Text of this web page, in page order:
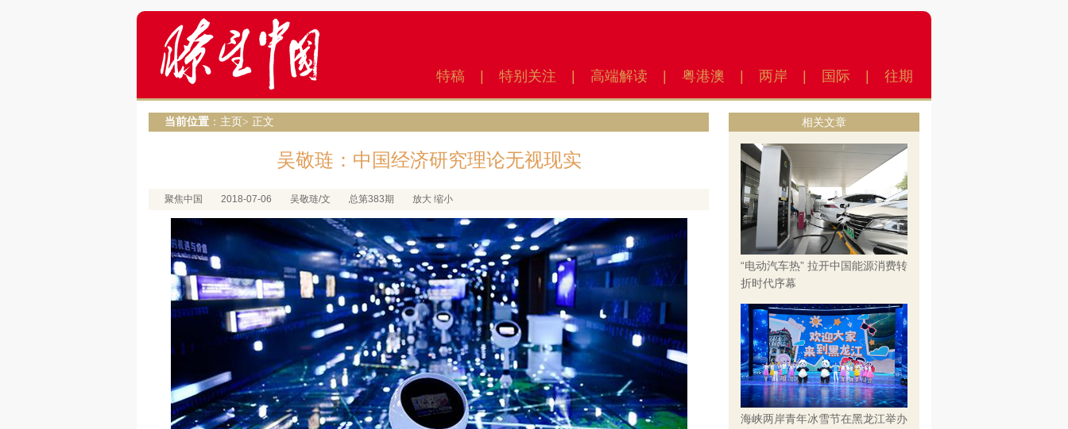
特稿 特别关注 高端解读 粤港澳 两岸 国际 往期
当前位置 ： 主页 > 正文
吴敬琏：中国经济研究理论无视现实
聚焦中国 2018-07-06 吴敬琏/文 总第383期 放大 缩小
相关文章
“电动汽车热” 拉开中国能源消费转
折时代序幕
海峡两岸青年冰雪节在黑龙江举办